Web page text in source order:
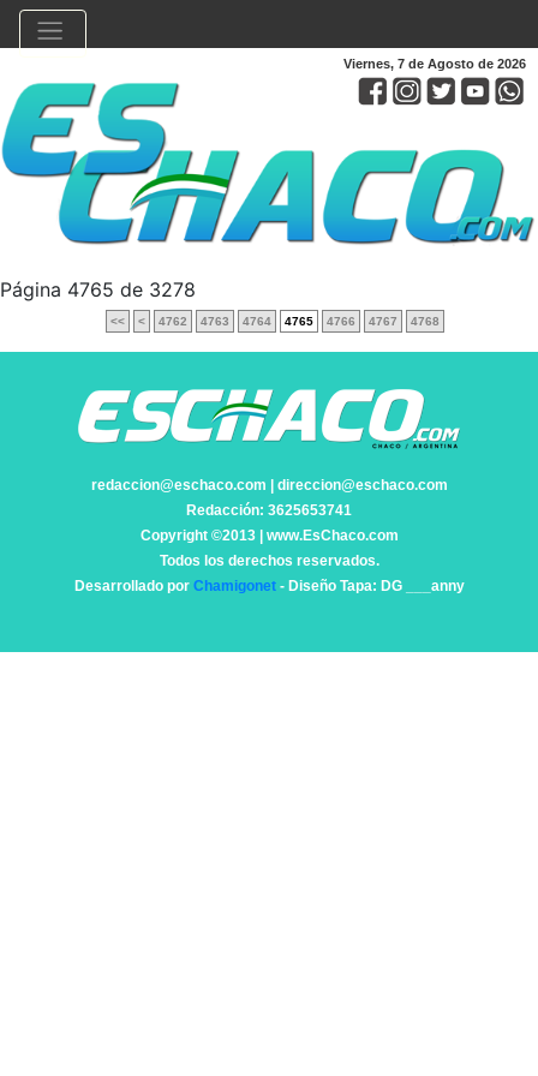
Viernes, 7 de Agosto de 2026
Página 4765 de 3278
<< < 4762 4763 4764 4765 4766 4767 4768
redaccion@eschaco.com | direccion@eschaco.com
Redacción: 3625653741
Copyright ©2013 | www.EsChaco.com
Todos los derechos reservados.
Desarrollado por Chamigonet- Diseño Tapa: DG ___anny